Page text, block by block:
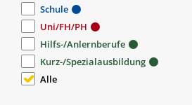
Schule
Uni/FH/PH
Hilfs-/Anlernberufe
Kurz-/Spezialausbildung
Alle